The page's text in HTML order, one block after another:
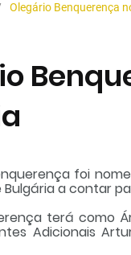
Olegário Benquerença
foi
a contar
terá como
Adicionais